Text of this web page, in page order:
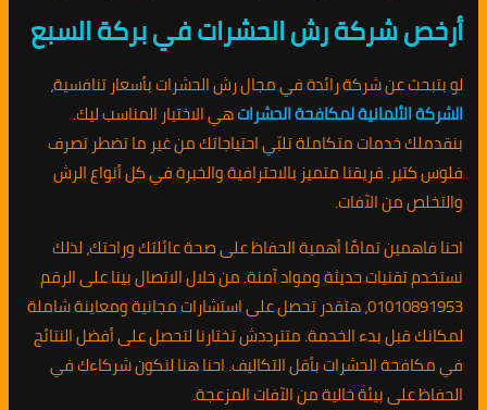
أرخص شركة رش الحشرات في بركة السبع
لو بتبحث عن شركة رائدة في مجال رش الحشرات بأسعار تنافسية،
الشركة الألمانية لمكافحة الحشراتهي الاختيار المناسب ليك.
بنقدملك خدمات متكاملة تلبّي احتياجاتك من غير ما تضطر تصرف
فلوس كتير. فريقنا متميز بالاحترافية والخبرة في كل أنواع الرش
والتخلص من الآفات.
احنا فاهمين تمامًا أهمية الحفاظ على صحة عائلتك وراحتك، لذلك
نستخدم تقنيات حديثة ومواد آمنة. من خلال الاتصال بينا على الرقم
01010891953، هتقدر تحصل على استشارات مجانية ومعاينة شاملة
لمكانك قبل بدء الخدمة. متترددش تختارنا لتحصل على أفضل النتائج
في مكافحة الحشرات بأقل التكاليف. احنا هنا لنكون شركاءك في
الحفاظ على بيئة خالية من الآفات المزعجة.